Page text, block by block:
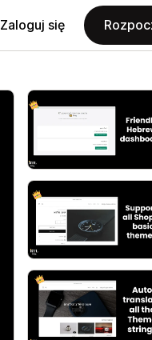
Zaloguj się